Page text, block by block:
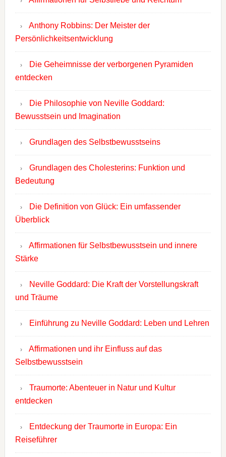
Anthony Robbins: Der Meister der
Persönlichkeitsentwicklung
Die Geheimnisse der verborgenen Pyramiden
entdecken
Die Philosophie von Neville Goddard:
Bewusstsein und Imagination
Grundlagen des Selbstbewusstseins
Grundlagen des Cholesterins: Funktion und
Bedeutung
Die Definition von Glück: Ein umfassender
Überblick
Affirmationen für Selbstbewusstsein und innere
Stärke
Neville Goddard: Die Kraft der Vorstellungskraft
und Träume
Einführung zu Neville Goddard: Leben und Lehren
Affirmationen und ihr Einfluss auf das
Selbstbewusstsein
Traumorte: Abenteuer in Natur und Kultur
entdecken
Entdeckung der Traumorte in Europa: Ein
Reiseführer